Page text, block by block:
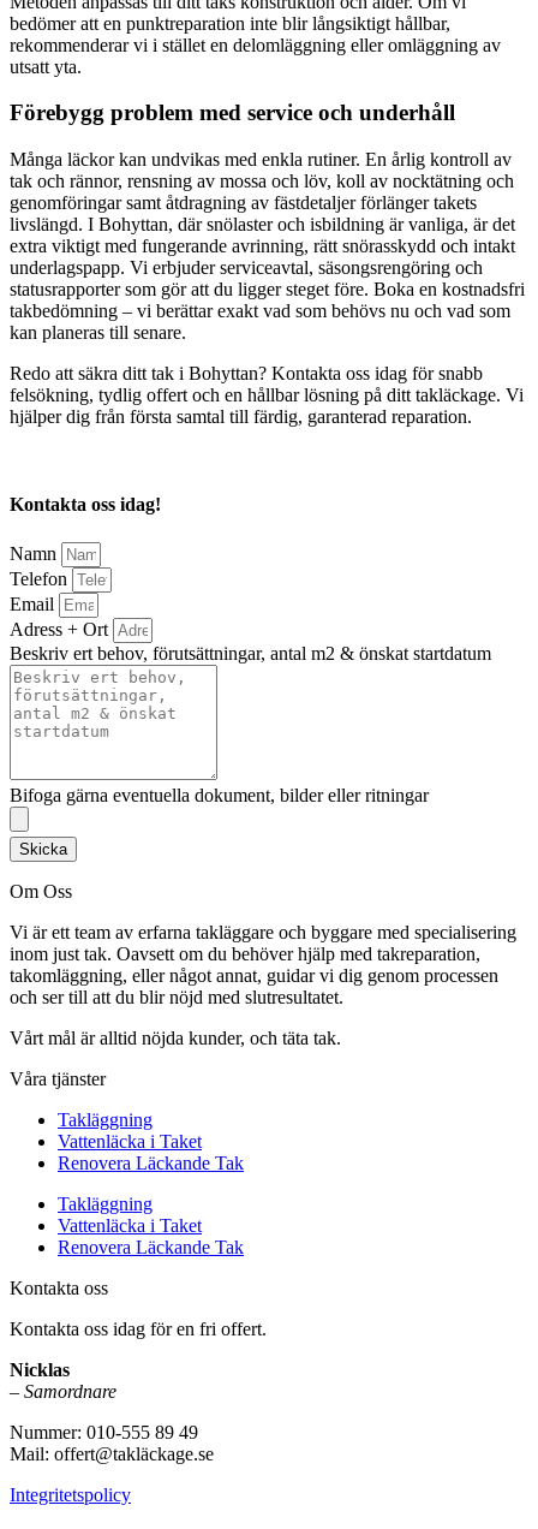
bedömer att en punktreparation inte blir långsiktigt hållbar,
rekommenderar vi i stället en delomläggning eller omläggning av
utsatt yta.
Förebygg problem med service och underhåll
Många läckor kan undvikas med enkla rutiner. En årlig kontroll av
tak och rännor, rensning av mossa och löv, koll av nocktätning och
genomföringar samt åtdragning av fästdetaljer förlänger takets
livslängd. I Bohyttan, där snölaster och isbildning är vanliga, är det
extra viktigt med fungerande avrinning, rätt snörasskydd och intakt
underlagspapp. Vi erbjuder serviceavtal, säsongsrengöring och
statusrapporter som gör att du ligger steget före. Boka en kostnadsfri
takbedömning – vi berättar exakt vad som behövs nu och vad som
kan planeras till senare.
Redo att säkra ditt tak i Bohyttan? Kontakta oss idag för snabb
felsökning, tydlig offert och en hållbar lösning på ditt takläckage. Vi
hjälper dig från första samtal till färdig, garanterad reparation.
Kontakta oss idag!
Namn
Telefon
Email
Adress + Ort
Beskriv ert behov, förutsättningar, antal m2 & önskat startdatum
Bifoga gärna eventuella dokument, bilder eller ritningar
Skicka
Om Oss
Vi är ett team av erfarna takläggare och byggare med specialisering
inom just tak. Oavsett om du behöver hjälp med takreparation,
takomläggning, eller något annat, guidar vi dig genom processen
och ser till att du blir nöjd med slutresultatet.
Vårt mål är alltid nöjda kunder, och täta tak.
Våra tjänster
Takläggning
Vattenläcka i Taket
Renovera Läckande Tak
Takläggning
Vattenläcka i Taket
Renovera Läckande Tak
Kontakta oss
Kontakta oss idag för en fri offert.
Nicklas
– Samordnare
Nummer: 010-555 89 49
Mail: offert@takläckage.se
Integritetspolicy